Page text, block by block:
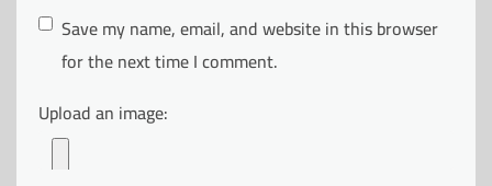
Save my name, email, and website in this browser
for the next time I comment.
Upload an image: